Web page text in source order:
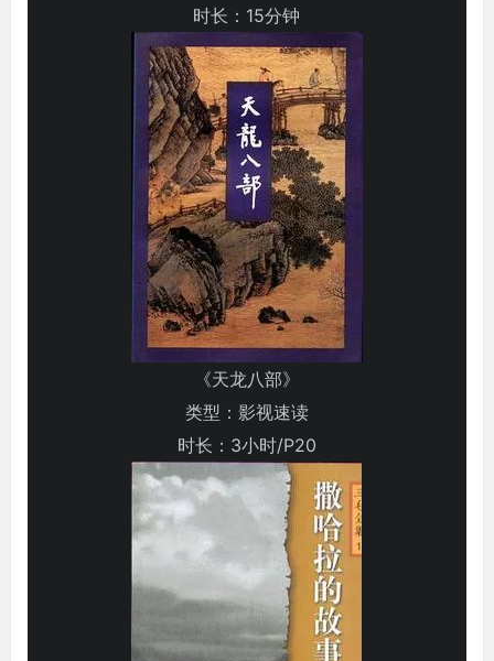
时长：15分钟
《天龙八部》
类型：影视速读
时长：3小时/P20